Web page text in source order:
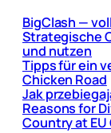
BigClash —
Strategische
und nutzen
Tipps für ein
Chicken Road
Jak
Reasons for
Country at EU